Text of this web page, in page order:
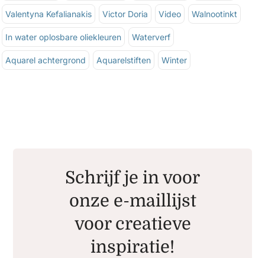
Valentyna Kefalianakis Victor Doria Video Walnootinkt
In water oplosbare oliekleuren Waterverf
Aquarel achtergrond Aquarelstiften Winter
Schrijf je in voor
onze e-maillijst
voor creatieve
inspiratie!